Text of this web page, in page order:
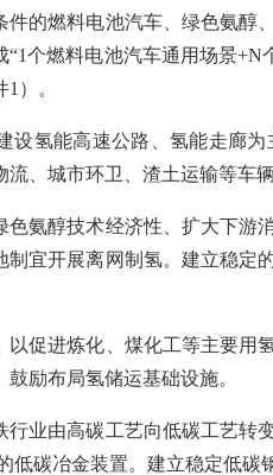
燃料电池汽车、绿色氨醇
个燃料电池汽车通用场景
）。
氢能高速公路、氢能走廊为
、城市环卫、渣土运输等车
醇技术经济性、扩大下游
制宜开展离网制氢。建立稳定
进炼化、煤化工等主要用
励布局氢储运基础设施。
由高碳工艺向低碳工艺转
低碳冶金装置。建立稳定低碳